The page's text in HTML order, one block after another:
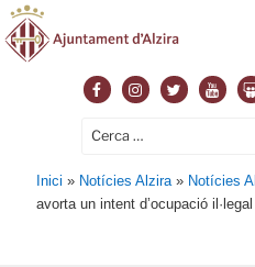
FacebookInstagram
Twitter
Cerca:
Inici » Notícies Alzira » Notícies
avorta un intent d’ocupació